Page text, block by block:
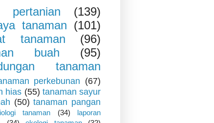
pertanian
(139)
tanaman (101)
tanaman
(96)
buah
(95)
tanaman
perkebunan (67)
hias (55) tanaman sayur
(50) tanaman pangan
tanaman (34)
laporan